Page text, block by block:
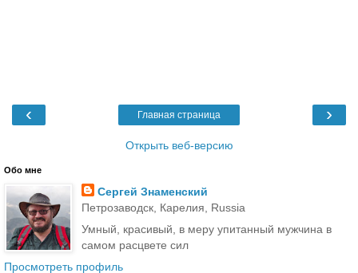
‹ ›
Главная страница
Открыть веб-версию
Обо мне
Сергей Знаменский
Петрозаводск, Карелия, Russia
Умный, красивый, в меру упитанный мужчина в
самом расцвете сил
Просмотреть профиль